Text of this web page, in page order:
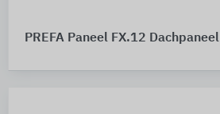
PREFA Paneel FX.12 Dachpaneel